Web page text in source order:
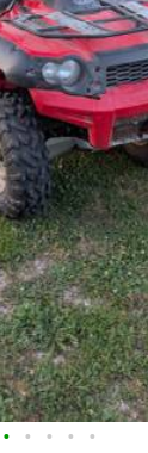
• • • • •